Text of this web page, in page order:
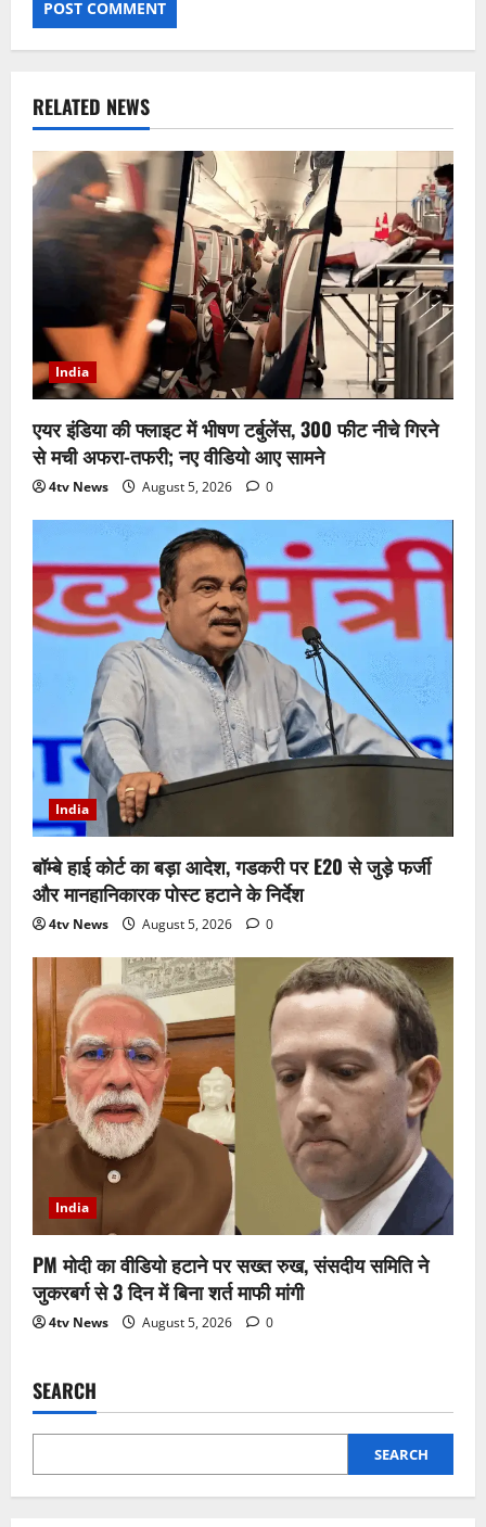
RELATED NEWS
India
एयर इंडिया की फ्लाइट में भीषण टर्बुलेंस, 300 फीट नीचे गिरने
से मची अफरा-तफरी; नए वीडियो आए सामने
4tv News August 5, 2026 0
India
बॉम्बे हाई कोर्ट का बड़ा आदेश, गडकरी पर E20 से जुड़े फर्जी
और मानहानिकारक पोस्ट हटाने के निर्देश
4tv News August 5, 2026 0
India
PM मोदी का वीडियो हटाने पर सख्त रुख, संसदीय समिति ने
जुकरबर्ग से 3 दिन में बिना शर्त माफी मांगी
4tv News August 5, 2026 0
SEARCH
SEARCH